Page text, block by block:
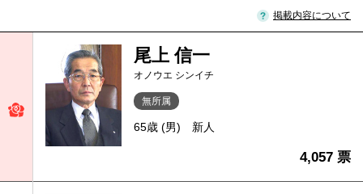
掲載内容について
尾上 信一
オノウエ シンイチ
無所属
65歳 (男) 新人
4,057 票